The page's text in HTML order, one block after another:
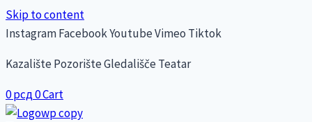
Skip to content
InstagramFacebookYoutubeVimeo Tiktok
Kazalište Pozorište Gledališče Teatar
0рсд0Cart